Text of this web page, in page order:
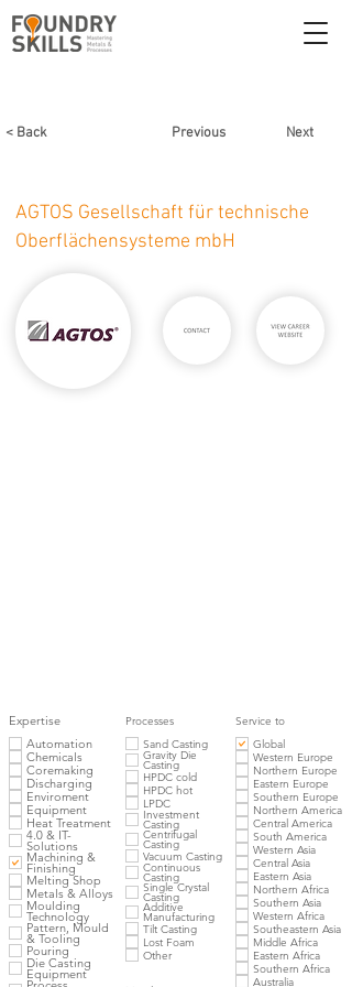
< Back Previous Next
AGTOS Gesellschaft für technische
Oberflächensysteme mbH
Expertise
Automation
Chemicals
Coremaking
Discharging
Enviroment
Equipment
Heat Treatment
4.0 & IT-
Solutions
Machining &
Finishing
Melting Shop
Metals & Alloys
Moulding
Technology
Pattern, Mould
& Tooling
Pouring
Die Casting
Equipment
Processes
Sand Casting
Gravity Die
Casting
HPDC cold
HPDC hot
LPDC
Investment
Casting
Centrifugal
Casting
Vacuum Casting
Continuous
Casting
Single Crystal
Casting
Additive
Manufacturing
Tilt Casting
Lost Foam
Other
Service to
Global
Western Europe
Northern Europe
Eastern Europe
Southern Europe
Northern America
Central America
South America
Western Asia
Central Asia
Eastern Asia
Northern Africa
Southern Asia
Western Africa
Southeastern Asia
Middle Africa
Eastern Africa
Southern Africa
Australia